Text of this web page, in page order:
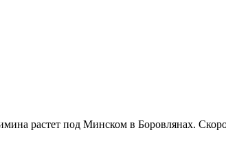
растет под Минском в Боровлянах.